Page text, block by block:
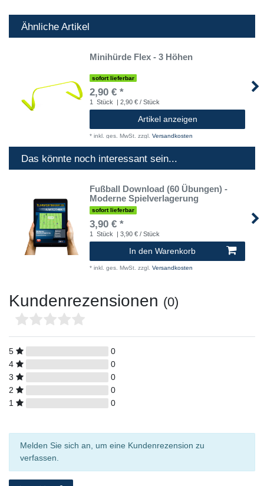
Ähnliche Artikel
Minihürde Flex - 3 Höhen
sofort lieferbar
2,90 € *
1 Stück | 2,90 € / Stück
Artikel anzeigen
* inkl. ges. MwSt. zzgl. Versandkosten
Das könnte noch interessant sein...
Fußball Download (60 Übungen) -
Moderne Spielverlagerung
sofort lieferbar
3,90 € *
1 Stück | 3,90 € / Stück
In den Warenkorb
* inkl. ges. MwSt. zzgl. Versandkosten
Kundenrezensionen (0)
5
0
4
0
3
0
2
0
1
0
Melden Sie sich an, um eine Kundenrezension zu
verfassen.